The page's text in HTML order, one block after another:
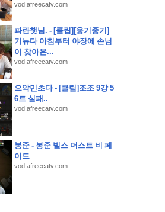
vod.afreecatv.com
파란햇님. - [클립][옹기종기]
기뉴다 아침부터 야장에 손님
이 찾아온...
vod.afreecatv.com
으악민초다 - [클립]조조 9강 5
6트 실패..
vod.afreecatv.com
봉준 - 봉준 빌스 머스트 비 페
이드
vod.afreecatv.com